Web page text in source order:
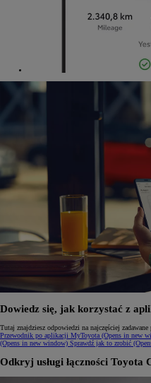
Dowiedz się, jak korzystać z
Tutaj znajdziesz odpowiedzi na najczęściej zadawane
Przewodnik po aplikacji MyToyota (Opens in new
(Opens in new window) Sprawdź jak to zrobić
Odkryj usługi łączności Toyota